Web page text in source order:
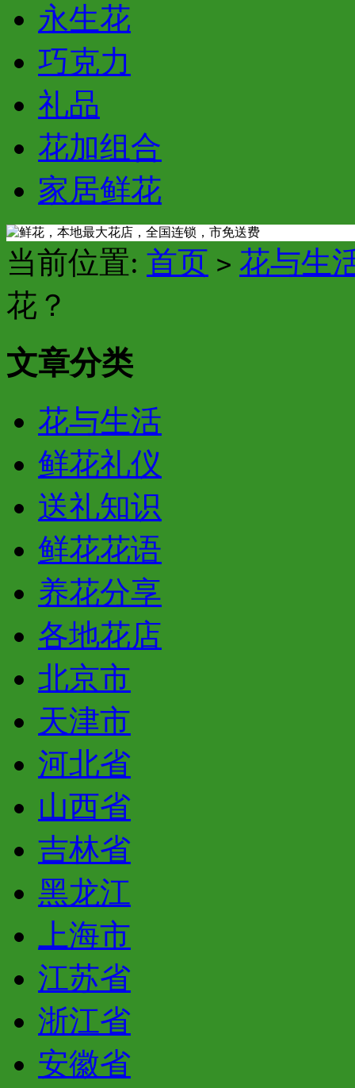
永生花
巧克力
礼品
花加组合
家居鲜花
当前位置: 首页 > 花与生
花？
文章分类
花与生活
鲜花礼仪
送礼知识
鲜花花语
养花分享
各地花店
北京市
天津市
河北省
山西省
吉林省
黑龙江
上海市
江苏省
浙江省
安徽省